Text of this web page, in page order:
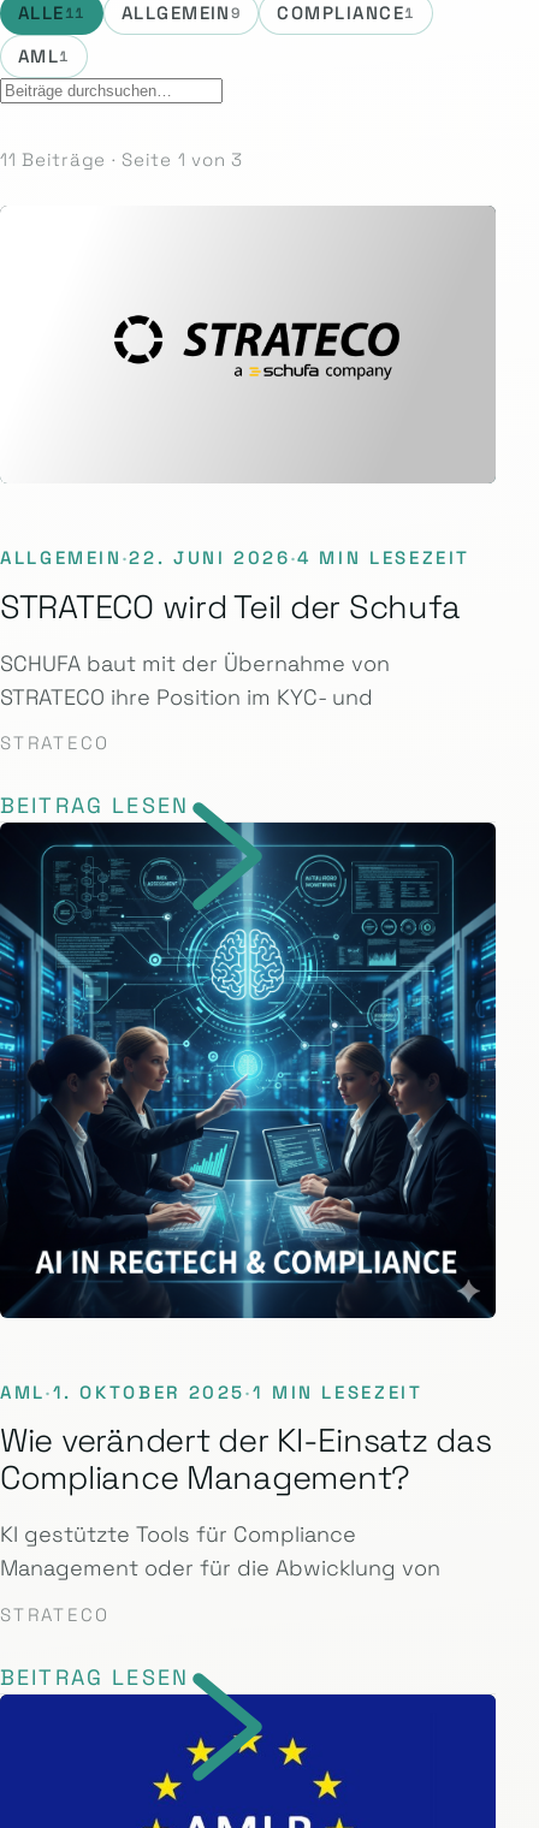
ALLE11 ALLGEMEIN9 COMPLIANCE1
AML1
11 Beiträge · Seite 1 von 3
ALLGEMEIN ·22. JUNI 2026·4 MIN LESEZEIT
STRATECO wird Teil der Schufa
SCHUFA baut mit der Übernahme von
STRATECO ihre Position im KYC- und
STRATECO
BEITRAG LESEN
AML·1. OKTOBER 2025·1 MIN LESEZEIT
Wie verändert der KI-Einsatz das
Compliance Management?
KI gestützte Tools für Compliance
Management oder für die Abwicklung von
STRATECO
BEITRAG LESEN